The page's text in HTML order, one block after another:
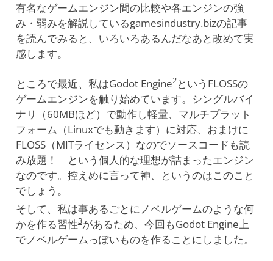
有名なゲームエンジン間の比較や各エンジンの強
み・弱みを解説しているgamesindustry.bizの記事
を読んでみると、いろいろあるんだなあと改めて実
感します。
ところで最近、私はGodot Engine2というFLOSSの
ゲームエンジンを触り始めています。シングルバイ
ナリ（60MBほど）で動作し軽量、マルチプラット
フォーム（Linuxでも動きます）に対応、おまけに
FLOSS（MITライセンス）なのでソースコードも読
み放題！ という個人的な理想が詰まったエンジン
なのです。控えめに言って神、というのはこのこと
でしょう。
そして、私は事あるごとにノベルゲームのような何
かを作る習性3があるため、今回もGodot Engine上
でノベルゲームっぽいものを作ることにしました。